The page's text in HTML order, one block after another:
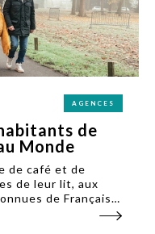
AGENCES
de
Monde
de leur lit, aux
de Français.
a eu l'idée de